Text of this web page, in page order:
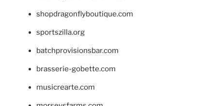
shopdragonflyboutique.com
sportszilla.org
batchprovisionsbar.com
brasserie-gobette.com
musicrearte.com